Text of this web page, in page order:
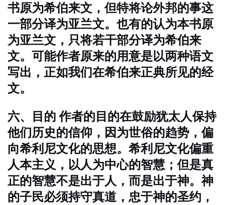
书原为希伯来文，但特将论外邦的事这
一部分译为亚兰文。也有的认为本书原
为亚兰文，只将若干部分译为希伯来
文。可能作者原来的用意是以两种语文
写出，正如我们在希伯来正典所见的经
文。
六、目的 作者的目的在鼓励犹太人保持
他们历史的信仰，因为世俗的趋势，偏
向希利尼文化的思想。希利尼文化偏重
人本主义，以人为中心的智慧；但是真
正的智慧不是出于人，而是出于神。神
的子民必须持守真道，忠于神的圣约，